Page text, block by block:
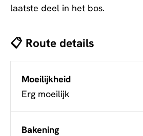
laatste deel in het bos.
📋 Route details
Moeilijkheid
Erg moeilijk
Bakening